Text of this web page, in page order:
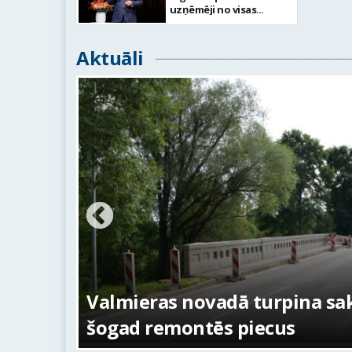
uzņēmēji no visas
Latvijas pulcējās forumā
Aktuāli
Valmieras novadā turpina
šogad remontēs piecus